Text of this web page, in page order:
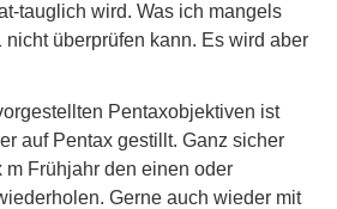
tauglich wird. Was ich mangels
nicht überprüfen kann. Es wird aber
Pentaxobjektiven ist
auf Pentax gestillt. Ganz sicher
m Frühjahr den einen oder
Gerne auch wieder mit